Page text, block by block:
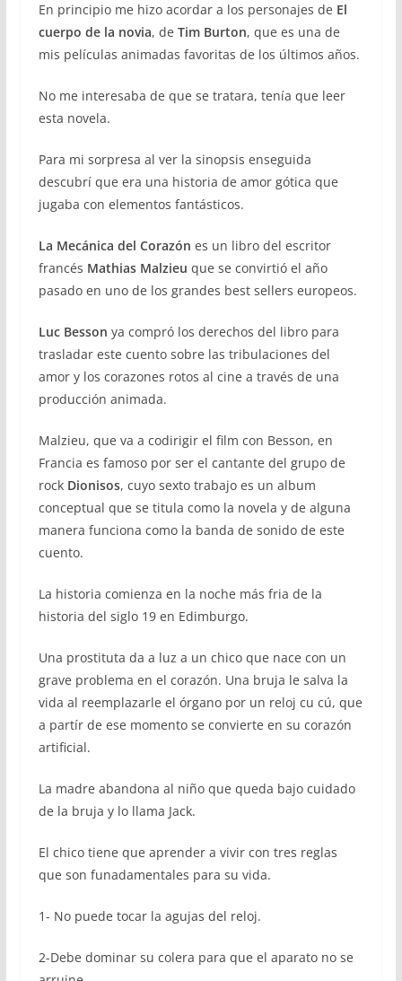
En principio me hizo acordar a los personajes de El
cuerpo de la novia, de Tim Burton, que es una de
mis películas animadas favoritas de los últimos años.
No me interesaba de que se tratara, tenía que leer
esta novela.
Para mi sorpresa al ver la sinopsis enseguida
descubrí que era una historia de amor gótica que
jugaba con elementos fantásticos.
La Mecánica del Corazón es un libro del escritor
francés Mathias Malzieu que se convirtió el año
pasado en uno de los grandes best sellers europeos.
Luc Besson ya compró los derechos del libro para
trasladar este cuento sobre las tribulaciones del
amor y los corazones rotos al cine a través de una
producción animada.
Malzieu, que va a codirigir el film con Besson, en
Francia es famoso por ser el cantante del grupo de
rockDionisos, cuyo sexto trabajo es un album
conceptual que se titula como la novela y de alguna
manera funciona como la banda de sonido de este
cuento.
La historia comienza en la noche más fria de la
historia del siglo 19 en Edimburgo.
Una prostituta da a luz a un chico que nace con un
grave problema en el corazón. Una bruja le salva la
vida al reemplazarle el órgano por un reloj cu cú, que
a partír de ese momento se convierte en su corazón
artificial.
La madre abandona al niño que queda bajo cuidado
de la bruja y lo llama Jack.
El chico tiene que aprender a vivir con tres reglas
que son funadamentales para su vida.
1- No puede tocar la agujas del reloj.
2-Debe dominar su colera para que el aparato no se